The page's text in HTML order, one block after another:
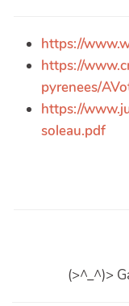
https://
https://
pyrenees/
https://
soleau.pdf
(>^_^)>